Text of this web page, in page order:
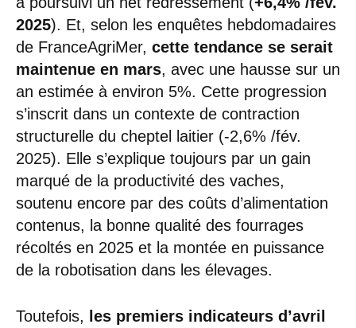
2025). Et, selon les enquêtes hebdomadaires
de FranceAgriMer, cette tendance se serait
maintenue en mars, avec une hausse sur un
an estimée à environ 5%. Cette progression
s’inscrit dans un contexte de contraction
structurelle du cheptel laitier (-2,6% /fév.
2025). Elle s’explique toujours par un gain
marqué de la productivité des vaches,
soutenu encore par des coûts d’alimentation
contenus, la bonne qualité des fourrages
récoltés en 2025 et la montée en puissance
de la robotisation dans les élevages.
Toutefois,
les premiers indicateurs d’avril